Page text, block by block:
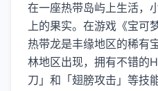
在一座热带岛屿上生活，
上的果实。在游戏《宝可
热带龙是丰缘地区的稀有
林地区出现，拥有不错的
刀」和「翅膀攻击」等技